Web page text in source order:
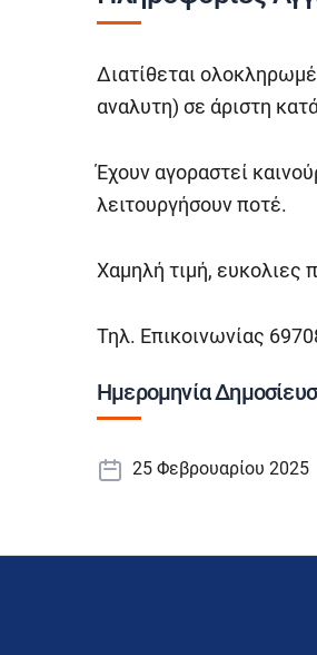
Διατίθεται
αναλυτη) σε άριστη
Έχουν αγοραστεί
λειτουργήσουν ποτέ.
Χαμηλή τιμή, ευκολιες
Τηλ. Επικοινωνίας
Ημερομηνία
25 Φεβρουαρίου 2025